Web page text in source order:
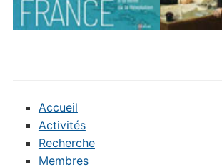
Accueil
Activités
Recherche
Membres